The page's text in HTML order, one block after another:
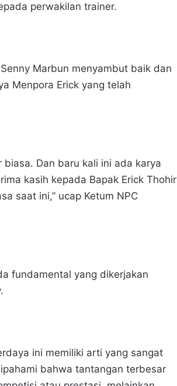
perwakilan trainer.
Marbun menyambut baik dan
Menpora Erick yang telah
biasa. Dan baru kali ini ada karya
kasih kepada Bapak Erick Thohir
saat ini,” ucap Ketum NPC
fundamental yang dikerjakan
ini memiliki arti yang sangat
bahwa tantangan terbesar